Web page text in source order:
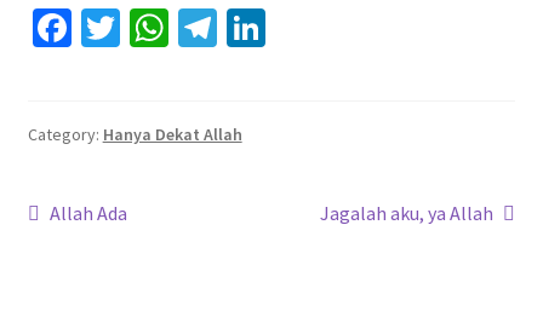
Fa
o
k
T
er
W
sA
Te
a
Li
Category: Hanya Dekat Allah
Navigasi
Previous
Allah Ada
Next
Jagalah aku, ya Allah